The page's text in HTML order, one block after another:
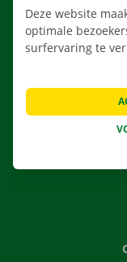
Deze website
optimale
surfervaring te